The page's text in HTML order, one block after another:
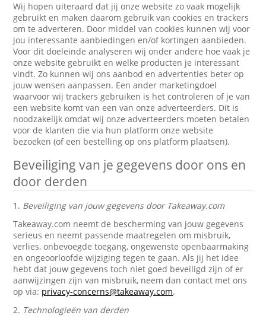
Wij hopen uiteraard dat jij onze website zo vaak mogelijk
gebruikt en maken daarom gebruik van cookies en trackers
om te adverteren. Door middel van cookies kunnen wij voor
jou interessante aanbiedingen en/of kortingen aanbieden.
Voor dit doeleinde analyseren wij onder andere hoe vaak je
onze website gebruikt en welke producten je interessant
vindt. Zo kunnen wij ons aanbod en advertenties beter op
jouw wensen aanpassen. Een ander marketingdoel
waarvoor wij trackers gebruiken is het controleren of je van
een website komt van een van onze adverteerders. Dit is
noodzakelijk omdat wij onze adverteerders moeten betalen
voor de klanten die via hun platform onze website
bezoeken (of een bestelling op ons platform plaatsen).
Beveiliging van je gegevens door ons en
door derden
1. Beveiliging van jouw gegevens door Takeaway.com
Takeaway.com neemt de bescherming van jouw gegevens
serieus en neemt passende maatregelen om misbruik,
verlies, onbevoegde toegang, ongewenste openbaarmaking
en ongeoorloofde wijziging tegen te gaan. Als jij het idee
hebt dat jouw gegevens toch niet goed beveiligd zijn of er
aanwijzingen zijn van misbruik, neem dan contact met ons
op via: privacy-concerns@takeaway.com.
2. Technologieën van derden